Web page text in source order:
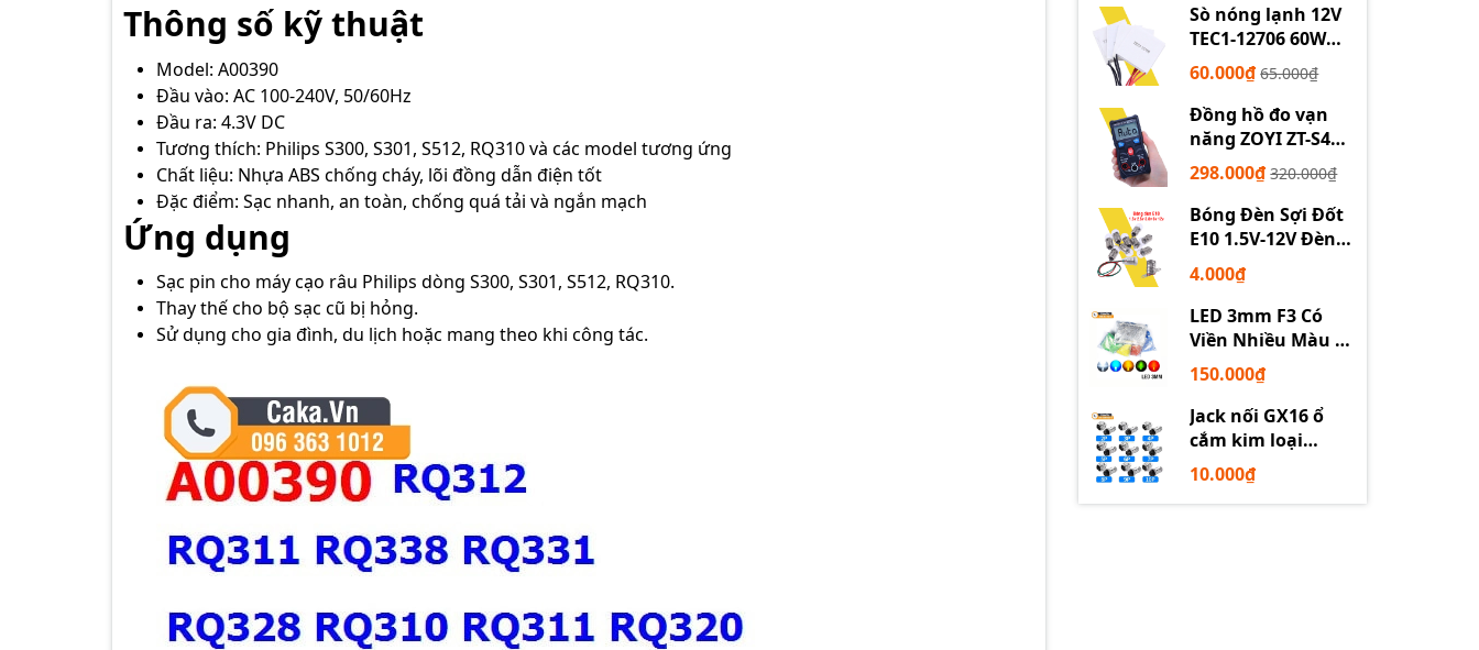
Thông số kỹ thuật
Model: A00390
Đầu vào: AC 100-240V, 50/60Hz
Đầu ra: 4.3V DC
Tương thích: Philips S300, S301, S512, RQ310 và các model tương ứng
Chất liệu: Nhựa ABS chống cháy, lõi đồng dẫn điện tốt
Đặc điểm: Sạc nhanh, an toàn, chống quá tải và ngắn mạch
Ứng dụng
Sạc pin cho máy cạo râu Philips dòng S300, S301, S512, RQ310.
Thay thế cho bộ sạc cũ bị hỏng.
Sử dụng cho gia đình, du lịch hoặc mang theo khi công tác.
Sò nóng lạnh 12V
TEC1-12706 60W
12710 100W 12715
150W
60.000₫ 65.000₫
Đồng hồ đo vạn
năng ZOYI ZT-S4
tự động
298.000₫ 320.000₫
Bóng Đèn Sợi Đốt
E10 1.5V-12V Đèn
Thí Nghiệm STEM
4.000₫
LED 3mm F3 Có
Viền Nhiều Màu –
Trắng Đỏ Xanh
Dương Lục Vàng
150.000₫
Jack nối GX16 ổ
cắm kim loại
2/3/4/5/6P chuyên
dụng
10.000₫